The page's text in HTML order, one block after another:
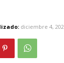
diciembre 4,